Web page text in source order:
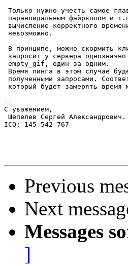
Только нужно учесть самое
параноидальным файрволом и
вычисление корректного
невозможно.
В принципе, можно скормить
запросит у сервера
empty_gif, один за одним.
Время пинга в этом случае
полученными запросами.
который будет замерять время
--
С уважением,
Шепелев Сергей Александрович.
ICQ: 145-542-767
Previous
Next
Messages
]